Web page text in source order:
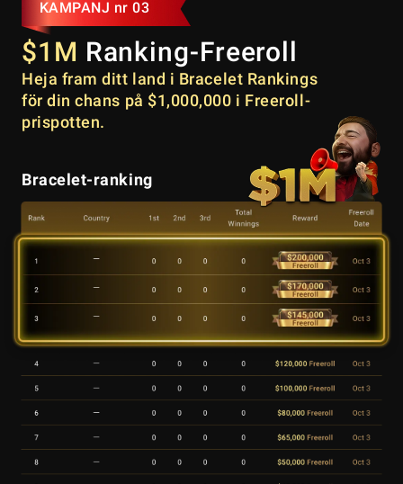
KAMPANJ nr 03
$1M Ranking-Freeroll
Heja fram ditt land i Bracelet Rankings
för din chans på $1,000,000 i Freeroll-
prispotten.
Bracelet-ranking